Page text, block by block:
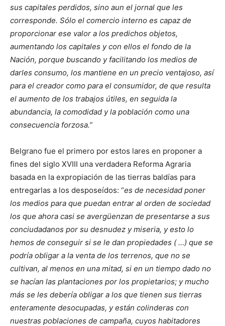
sus capitales perdidos, sino aun el jornal que les
corresponde. Sólo el comercio interno es capaz de
proporcionar ese valor a los predichos objetos,
aumentando los capitales y con ellos el fondo de la
Nación, porque buscando y facilitando los medios de
darles consumo, los mantiene en un precio ventajoso, así
para el creador como para el consumidor, de que resulta
el aumento de los trabajos útiles, en seguida la
abundancia, la comodidad y la población como una
consecuencia forzosa.”
Belgrano fue el primero por estos lares en proponer a
fines del siglo XVIII una verdadera Reforma Agraria
basada en la expropiación de las tierras baldías para
entregarlas a los desposeídos: “es de necesidad poner
los medios para que puedan entrar al orden de sociedad
los que ahora casi se avergüenzan de presentarse a sus
conciudadanos por su desnudez y miseria, y esto lo
hemos de conseguir si se le dan propiedades ( …) que se
podría obligar a la venta de los terrenos, que no se
cultivan, al menos en una mitad, si en un tiempo dado no
se hacían las plantaciones por los propietarios; y mucho
más se les debería obligar a los que tienen sus tierras
enteramente desocupadas, y están colinderas con
nuestras poblaciones de campaña, cuyos habitadores